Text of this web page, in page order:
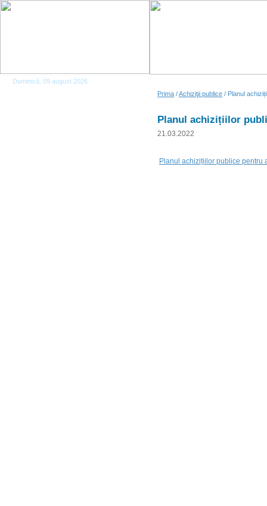
Duminică, 09 august 2026
Prima /Achiziţii publice / Planul
Planul achizițiilor
21.03.2022
Planul achizițiilor publice pentru